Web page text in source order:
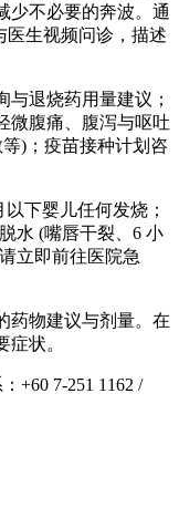
少不必要的奔波。通
医生视频问诊，描述
退烧药用量建议；
微腹痛、腹泻与呕吐
)；疫苗接种计划咨
下婴儿任何发烧；
水 (嘴唇干裂、6 小
立即前往医院急
药物建议与剂量。在
状。
+60 7-251 1162 /